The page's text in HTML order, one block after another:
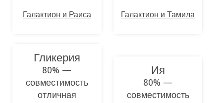
Галактион и Раиса Галактион и Тамила
Гликерия
80% —
совместимость
отличная
Ия
80% —
совместимость